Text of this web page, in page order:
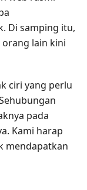
Di samping itu,
lain kini
ciri yang perlu
pada
Kami harap
mendapatkan